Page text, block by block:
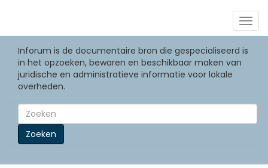
Inforum is de documentaire bron die gespecialiseerd is
in het opzoeken, bewaren en beschikbaar maken van
juridische en administratieve informatie voor lokale
overheden.
Zoeken